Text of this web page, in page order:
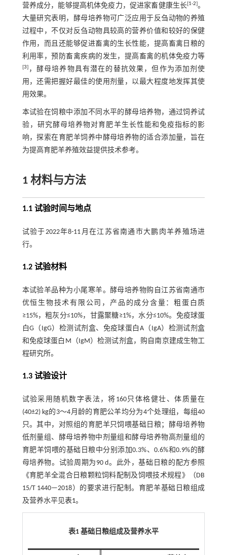
营养成分，能够提高机体免疫力，促进家畜健康生长[1-2]。
大量研究表明，酵母培养物可广泛应用于反刍动物的养殖
过程中，不仅对反刍动物具较高的营养价值和较好的保健
作用，而且还能够促进畜禽的生长性能，提高畜禽日粮的
利用率，预防畜禽疾病的发生，提高畜禽的机体免疫力等
[3]，酵母培养物具有潜在的替抗效果，但作为添加剂使
用，还需把握好最佳的使用剂量，以最大程度地发挥其使
用效果。
本试验在饲粮中添加不同水平的酵母培养物，通过饲养试
验，研究酵母培养物对育肥羊生长性能和免疫指标的影
响，探索在育肥羊饲养中酵母培养物的适合添加量，旨在
为提高育肥羊养殖效益提供技术参考。
1 材料与方法
1.1 试验时间与地点
试验于2022年8-11月在江苏省南通市大鹏肉羊养殖场进
行。
1.2 试验材料
本试验羊品种为小尾寒羊。酵母培养物购自江苏省南通市
优恒生物技术有限公司，产品的成分含量：粗蛋白质
≥15%，粗灰分≤10%，甘露聚糖≥1%，水分≤10%。免疫球蛋
白G（IgG）检测试剂盒、免疫球蛋白A（IgA）检测试剂盒
和免疫球蛋白M（IgM）检测试剂盒，购自南京建成生物工
程研究所。
1.3 试验设计
试验采用随机数字表法，将160只体格健壮、体质量在
(40±2) kg的3～4月龄的育肥公羊均分为4个处理组，每组40
只。其中，对照组的育肥羊只饲喂基础日粮；酵母培养物
低剂量组、酵母培养物中剂量组和酵母培养物高剂量组的
育肥羊饲喂的基础日粮中分别添加0.3%、0.6%和0.9%的酵
母培养物。试验周期为90 d。此外，基础日粮的配方参照
《育肥羊全混合日粮颗粒饲料配制及饲喂技术规程》（DB
15/T 1440—2018）的要求进行配制。育肥羊基础日粮组成
及营养水平见表1。
表1 基础日粮组成及营养水平